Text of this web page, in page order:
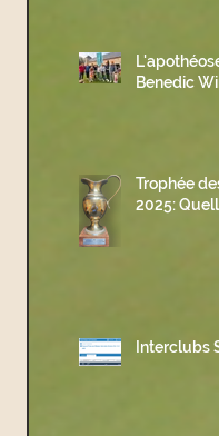
Benedic
Trophée
2025:
Interclubs